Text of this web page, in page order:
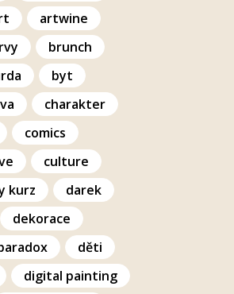
artwine
brunch
byt
charakter
comics
culture
kurz
darek
dekorace
děti
digital painting